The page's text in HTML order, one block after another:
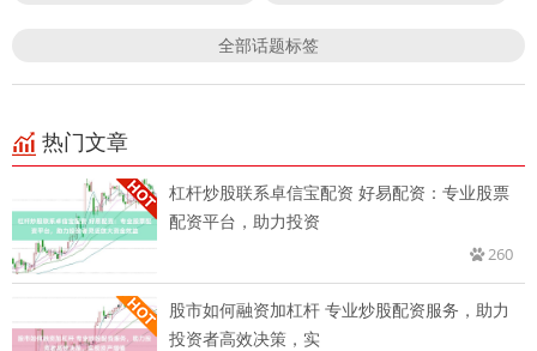
全部话题标签
热门文章
杠杆炒股联系卓信宝配资 好易配资：专业股票
配资平台，助力投资
260
股市如何融资加杠杆 专业炒股配资服务，助力
投资者高效决策，实